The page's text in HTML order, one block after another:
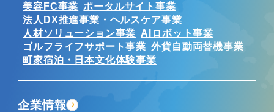
美容FC事業 ポータルサイト事業
法人DX推進事業・ヘルスケア事業
人材ソリューション事業 AIロボット事業
ゴルフライフサポート事業 外貨自動両替機事業
町家宿泊・日本文化体験事業
企業情報